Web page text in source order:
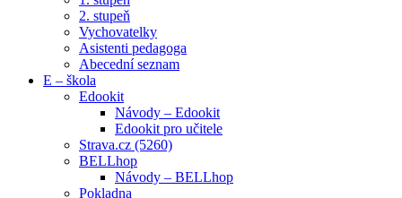
2. stupeň
Vychovatelky
Asistenti pedagoga
Abecední seznam
E – škola
Edookit
Návody – Edookit
Edookit pro učitele
Strava.cz (5260)
BELLhop
Návody – BELLhop
Pokladna